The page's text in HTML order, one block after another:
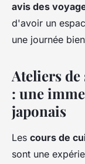
avis des
d'avoir un
une journée
Ateliers
: une
japonais
Les cours de
sont une